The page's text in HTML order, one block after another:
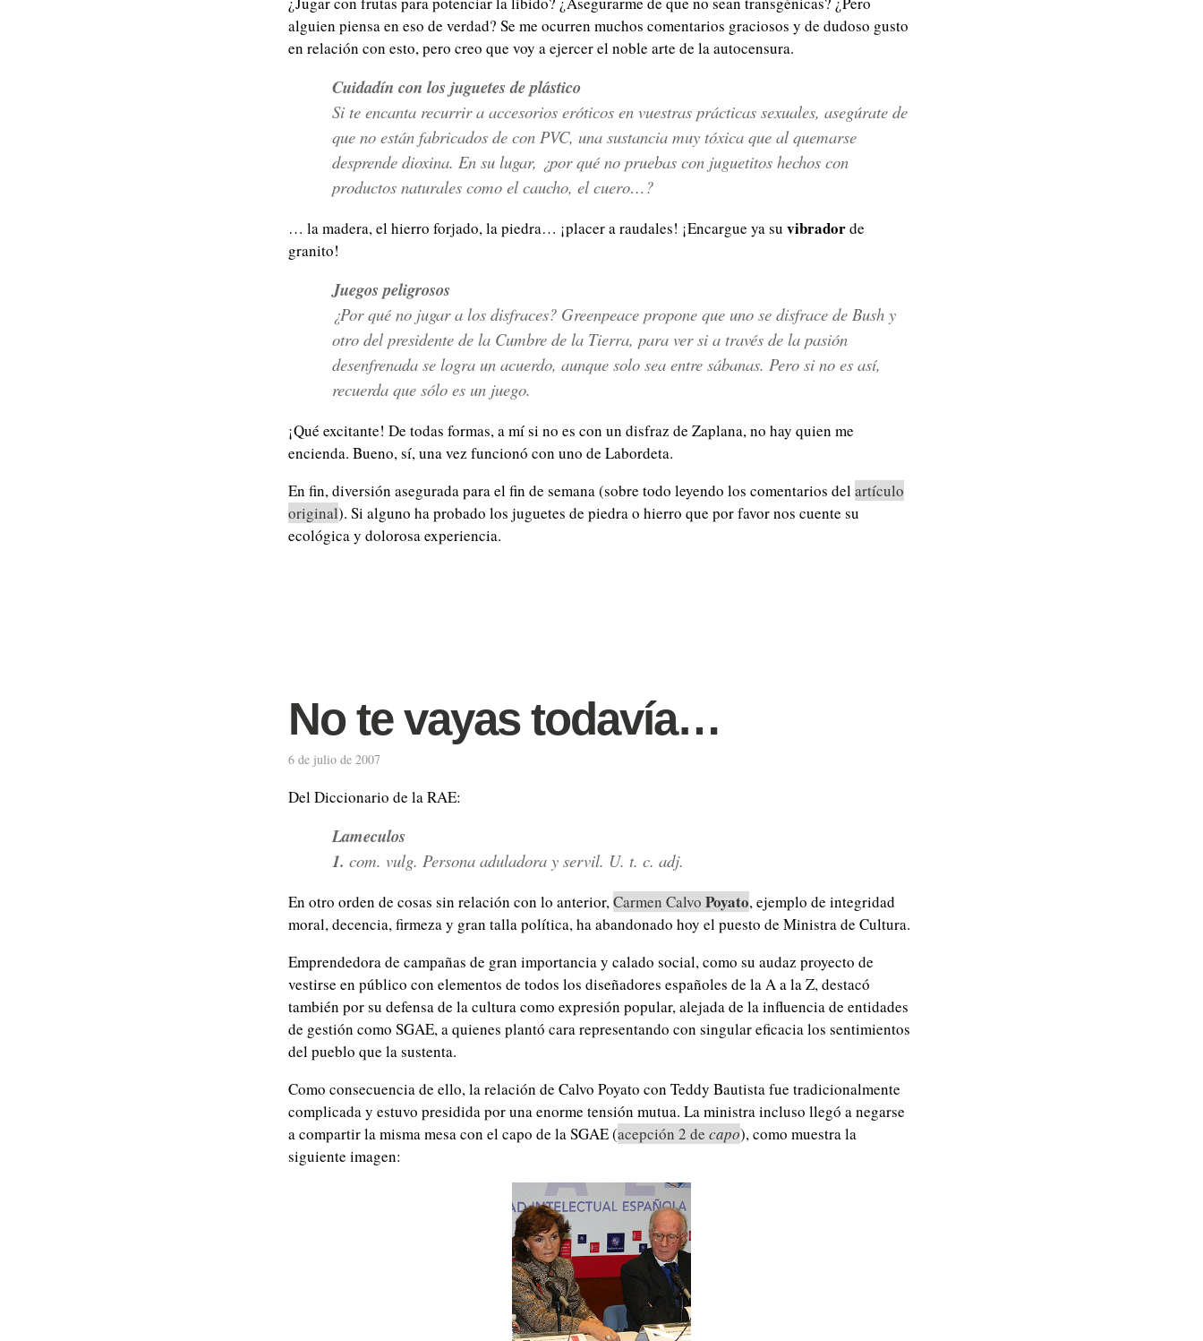
alguien piensa en eso de verdad? Se me ocurren muchos comentarios graciosos y de dudoso gusto
en relación con esto, pero creo que voy a ejercer el noble arte de la autocensura.
Cuidadín con los juguetes de plástico
Si te encanta recurrir a accesorios eróticos en vuestras prácticas sexuales, asegúrate de
que no están fabricados de con PVC, una sustancia muy tóxica que al quemarse
desprende dioxina. En su lugar, ¿por qué no pruebas con juguetitos hechos con
productos naturales como el caucho, el cuero…?
… la madera, el hierro forjado, la piedra… ¡placer a raudales! ¡Encargue ya su vibradorde
granito!
Juegos peligrosos
¿Por qué no jugar a los disfraces? Greenpeace propone que uno se disfrace de Bush y
otro del presidente de la Cumbre de la Tierra, para ver si a través de la pasión
desenfrenada se logra un acuerdo, aunque solo sea entre sábanas. Pero si no es así,
recuerda que sólo es un juego.
¡Qué excitante! De todas formas, a mí si no es con un disfraz de Zaplana, no hay quien me
encienda. Bueno, sí, una vez funcionó con uno de Labordeta.
En fin, diversión asegurada para el fin de semana (sobre todo leyendo los comentarios delartículo
original). Si alguno ha probado los juguetes de piedra o hierro que por favor nos cuente su
ecológica y dolorosa experiencia.
No te vayas todavía…
6 de julio de 2007
Del Diccionario de la RAE:
Lameculos
1. com. vulg. Persona aduladora y servil. U. t. c. adj.
En otro orden de cosas sin relación con lo anterior,Carmen Calvo Poyato, ejemplo de integridad
moral, decencia, firmeza y gran talla política, ha abandonado hoy el puesto de Ministra de Cultura.
Emprendedora de campañas de gran importancia y calado social, como su audaz proyecto de
vestirse en público con elementos de todos los diseñadores españoles de la A a la Z, destacó
también por su defensa de la cultura como expresión popular, alejada de la influencia de entidades
de gestión como SGAE, a quienes plantó cara representando con singular eficacia los sentimientos
del pueblo que la sustenta.
Como consecuencia de ello, la relación de Calvo Poyato con Teddy Bautista fue tradicionalmente
complicada y estuvo presidida por una enorme tensión mutua. La ministra incluso llegó a negarse
a compartir la misma mesa con el capo de la SGAE (acepción 2 de capo), como muestra la
siguiente imagen: